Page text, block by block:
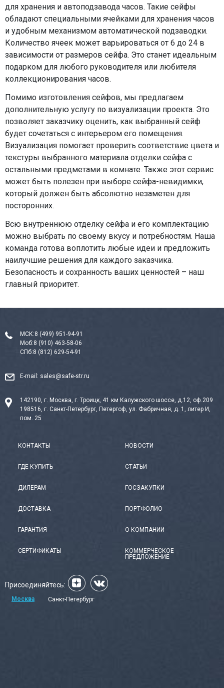
для хранения и автоподзавода часов. Такие сейфы
обладают специальными ячейками для хранения часов
и удобным механизмом автоматической подзаводки.
Количество ячеек может варьироваться от 6 до 24 в
зависимости от размеров сейфа. Это станет идеальным
подарком для любого руководителя или любителя
коллекционирования часов.
Помимо изготовления сейфов, мы предлагаем
дополнительную услугу по визуализации проекта. Это
позволяет заказчику оценить, как выбранный сейф
будет сочетаться с интерьером его помещения.
Визуализация помогает проверить соответствие цвета и
текстуры выбранного материала отделки сейфа с
остальными предметами в комнате. Также этот сервис
может быть полезен при выборе сейфа-невидимки,
который должен быть абсолютно незаметен для
посторонних.
Всю внутреннюю отделку сейфа и его комплектацию
можно выбрать по своему вкусу и потребностям. Наша
команда готова воплотить любые идеи и предложить
наилучшие решения для каждого заказчика.
Безопасность и сохранность ваших ценностей – наш
главный приоритет.
МСК:8 (499) 951-94-91
Моб:8 (910) 463-58-06
СПб:8 (812) 629-54-91
E-mail: sales@safe-str.ru
142190, г. Москва, г. Троицк, 41 км Калужского шоссе, д.12, оф.209
198516, г. Санкт-Петербург, Петергоф, ул. Фабричная, д. 1, литер И,
пом. 25
КОНТАКТЫ
ГДЕ КУПИТЬ
ДИЛЕРАМ
ДОСТАВКА
ГАРАНТИЯ
СЕРТИФИКАТЫ
НОВОСТИ
СТАТЬИ
ГОСЗАКУПКИ
ПОРТФОЛИО
О КОМПАНИИ
КОММЕРЧЕСКОЕ
ПРЕДЛОЖЕНИЕ
Присоединяйтесь:
Москва Санкт-Петербург